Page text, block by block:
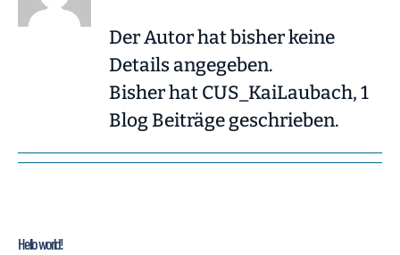
Der Autor hat bisher keine
Details angegeben.
Bisher hat CUS_KaiLaubach, 1
Blog Beiträge geschrieben.
Hello world!